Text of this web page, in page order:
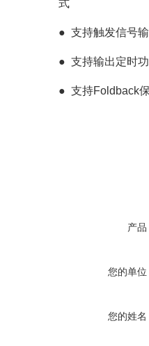
式
● 支持触发信号
● 支持输出定时
● 支持Foldback
产品
您的单位
您的姓名